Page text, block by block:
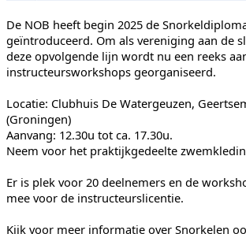
De NOB heeft begin 2025 de
geïntroduceerd. Om als vereniging aan de
deze opvolgende lijn wordt nu een reeks
instructeursworkshops georganiseerd.
Locatie: Clubhuis De Watergeuzen,
(Groningen)
Aanvang: 12.30u tot ca. 17.30u.
Neem voor het praktijkgedeelte
Er is plek voor 20 deelnemers en de
mee voor de instructeurslicentie.
Kijk voor meer informatie over Snorkelen